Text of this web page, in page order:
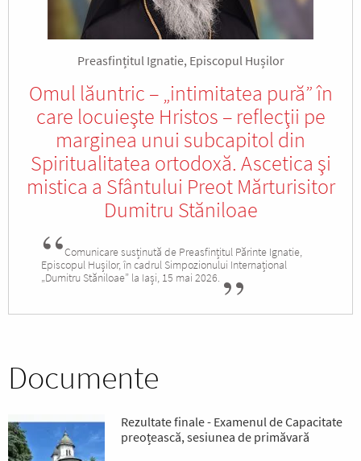
Preasfințitul Ignatie, Episcopul Hușilor
Omul lăuntric – „intimitatea pură” în
care locuieşte Hristos – reflecţii pe
marginea unui subcapitol din
Spiritualitatea ortodoxă. Ascetica şi
mistica a Sfântului Preot Mărturisitor
Dumitru Stăniloae
Comunicare susținută de Preasfințitul Părinte Ignatie,
Episcopul Hușilor, în cadrul Simpozionului Internațional
„Dumitru Stăniloae” la Iași, 15 mai 2026.
Documente
Rezultate finale - Examenul de Capacitate
preoțească, sesiunea de primăvară